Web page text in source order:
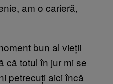
am o carieră,
bun al vieții
că totul în jur mi se
petrecuți aici încă